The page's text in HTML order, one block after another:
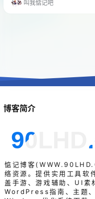
叫我惦记吧
博客简介
惦记博客(
络资源。提供实用工具软
盖手游、游戏辅助、UI素
WordPress指南、主题